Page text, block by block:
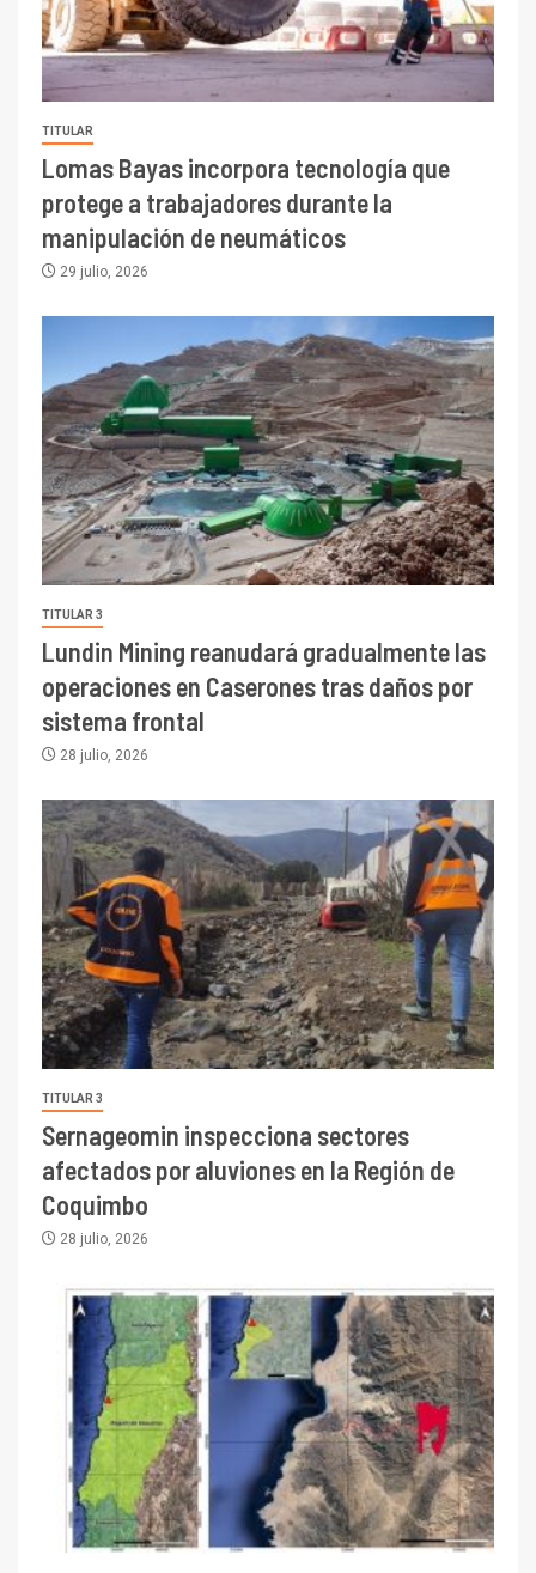
TITULAR
Lomas Bayas incorpora tecnología que
protege a trabajadores durante la
manipulación de neumáticos
29 julio, 2026
TITULAR 3
Lundin Mining reanudará gradualmente las
operaciones en Caserones tras daños por
sistema frontal
28 julio, 2026
TITULAR 3
Sernageomin inspecciona sectores
afectados por aluviones en la Región de
Coquimbo
28 julio, 2026